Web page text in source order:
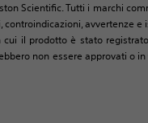
Scientific. Tutti i marchi
avvertenze
il prodotto è stato
non essere approvati